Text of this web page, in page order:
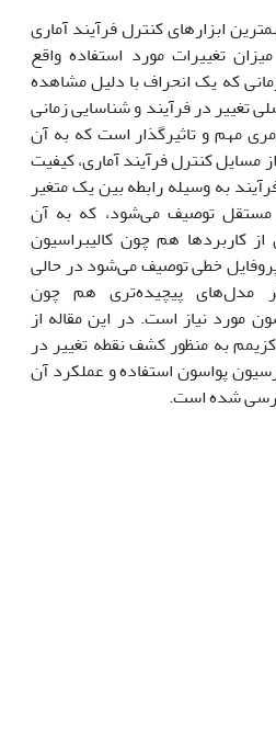
ابزارهای کنترل فرآیند آماری
تغییرات مورد استفاده واقع
که یک انحراف با دلیل مشاهده
تغییر در فرآیند و شناسایی زمانی
مهم و تاثیرگذار است که به آن
مسایل کنترل فرآیند آماری، کیفیت
به وسیله رابطه بین یک متغیر
مستقل توصیف می‌شود، که به آن
کاربردها هم چون کالیبراسیون
خطی توصیف می‌شود در حالی
مدل‌های پیچیده‌تری هم چون
مورد نیاز است. در این مقاله از
به منظور کشف نقطه تغییر در
پواسون استفاده و عملکرد آن
شده است.